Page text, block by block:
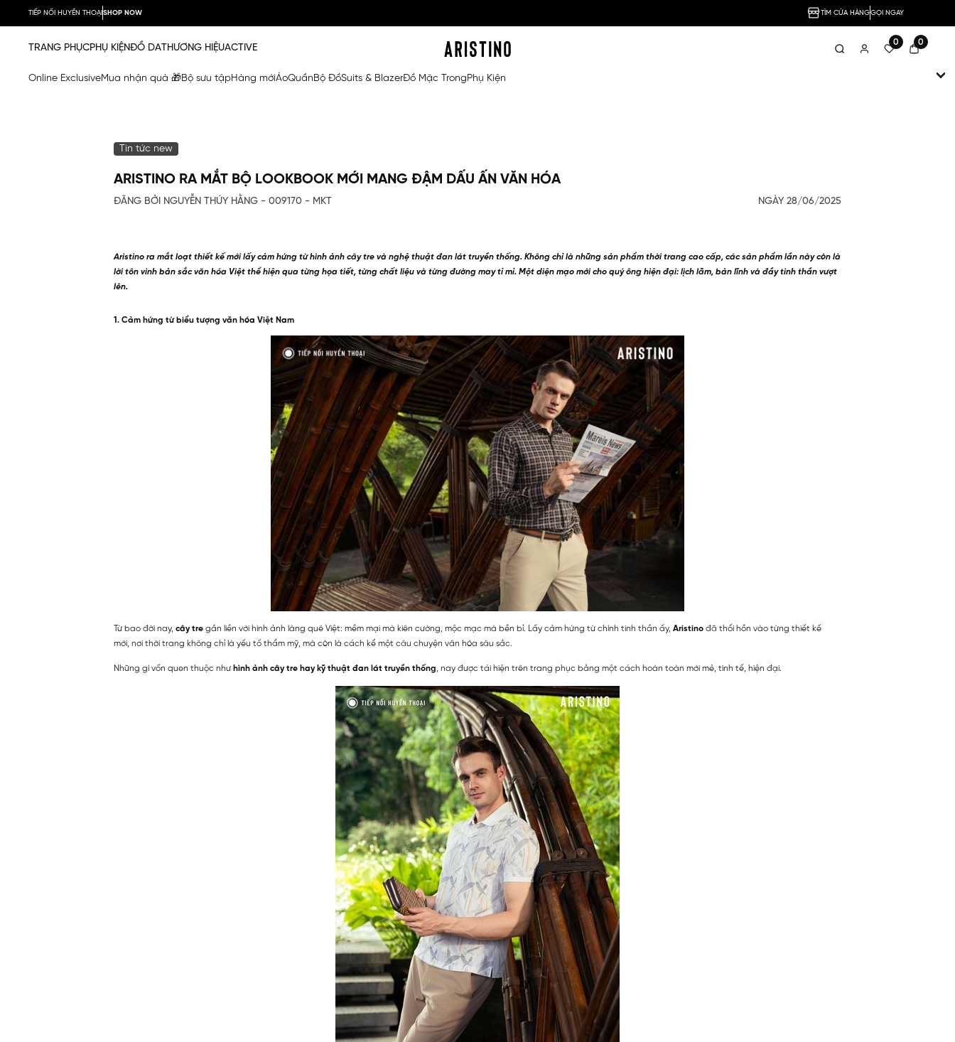
TIẾP NỐI HUYỀN THOẠISHOP NOW TÌM CỬA HÀNGGỌI NGAY
0 0
TRANG PHỤCPHỤ KIỆNĐỒ DATHƯƠNG HIỆUACTIVE
Online ExclusiveMua nhận quà 🎁Bộ sưu tậpHàng mớiÁoQuầnBộ ĐồSuits & BlazerĐồ Mặc TrongPhụ Kiện
Tin tức new
ARISTINO RA MẮT BỘ LOOKBOOK MỚI MANG ĐẬM DẤU ẤN VĂN HÓA
ĐĂNG BỞI NGUYỄN THÚY HẰNG - 009170 - MKT NGÀY 28/06/2025
Aristino ra mắt loạt thiết kế mới lấy cảm hứng từ hình ảnh cây tre và nghệ thuật đan lát truyền thống. Không chỉ là những sản phẩm thời trang cao cấp, các sản phẩm lần này còn là
lời tôn vinh bản sắc văn hóa Việt thể hiện qua từng họa tiết, từng chất liệu và từng đường may tỉ mỉ. Một diện mạo mới cho quý ông hiện đại: lịch lãm, bản lĩnh và đầy tinh thần vượt
lên.
1. Cảm hứng từ biểu tượng văn hóa Việt Nam
Từ bao đời nay, cây tre gắn liền với hình ảnh làng quê Việt: mềm mại mà kiên cường, mộc mạc mà bền bỉ. Lấy cảm hứng từ chính tinh thần ấy, Aristino đã thổi hồn vào từng thiết kế
mới, nơi thời trang không chỉ là yếu tố thẩm mỹ, mà còn là cách kể một câu chuyện văn hóa sâu sắc.
Những gì vốn quen thuộc như hình ảnh cây tre hay kỹ thuật đan lát truyền thống, nay được tái hiện trên trang phục bằng một cách hoàn toàn mới mẻ, tinh tế, hiện đại.